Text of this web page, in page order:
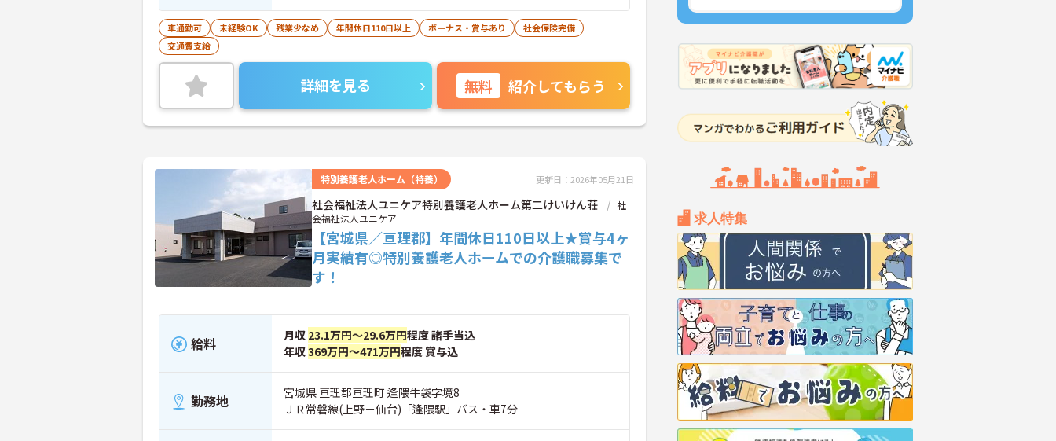
求人特集
車通勤可 未経験OK 残業少なめ 年間休日110日以上 ボーナス・賞与あり
社会保険完備
交通費支給
詳細を見る 無料 紹介してもらう
特別養護老人ホーム（特養） 更新日：2026年05月21日
社会福祉法人ユニケア特別養護老人ホーム第二けいけん荘
社
会福祉法人ユニケア
【宮城県／亘理郡】年間休日110日以上★賞与4ヶ
月実績有◎特別養護老人ホームでの介護職募集で
す！
給料 月収 23.1万円～29.6万円程度 諸手当込
年収369万円～471万円程度 賞与込
勤務地
宮城県 亘理郡亘理町 逢隈牛袋字境8
ＪＲ常磐線(上野－仙台)「逢隈駅」バス・車7分